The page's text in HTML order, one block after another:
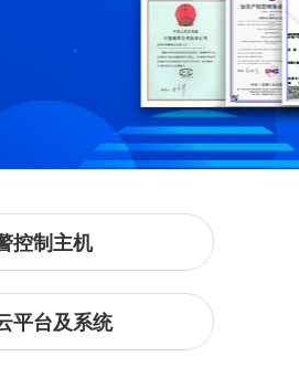
控制主机
平台及系统